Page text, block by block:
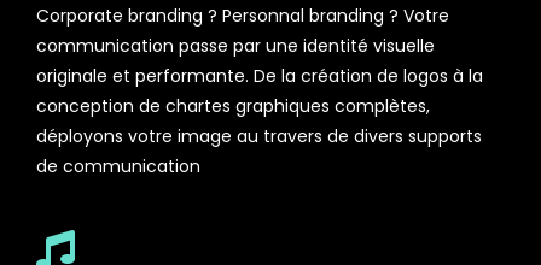
Corporate branding ? Personnal branding ? Votre
communication passe par une identité visuelle
originale et performante. De la création de logos à la
conception de chartes graphiques complètes,
déployons votre image au travers de divers supports
de communication